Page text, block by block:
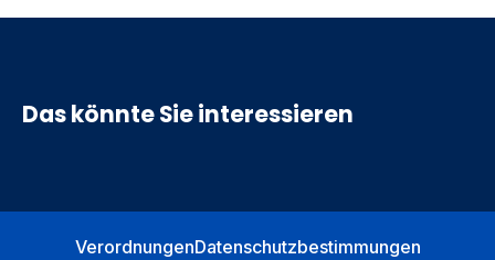
Das könnte Sie interessieren
VerordnungenDatenschutzbestimmungen